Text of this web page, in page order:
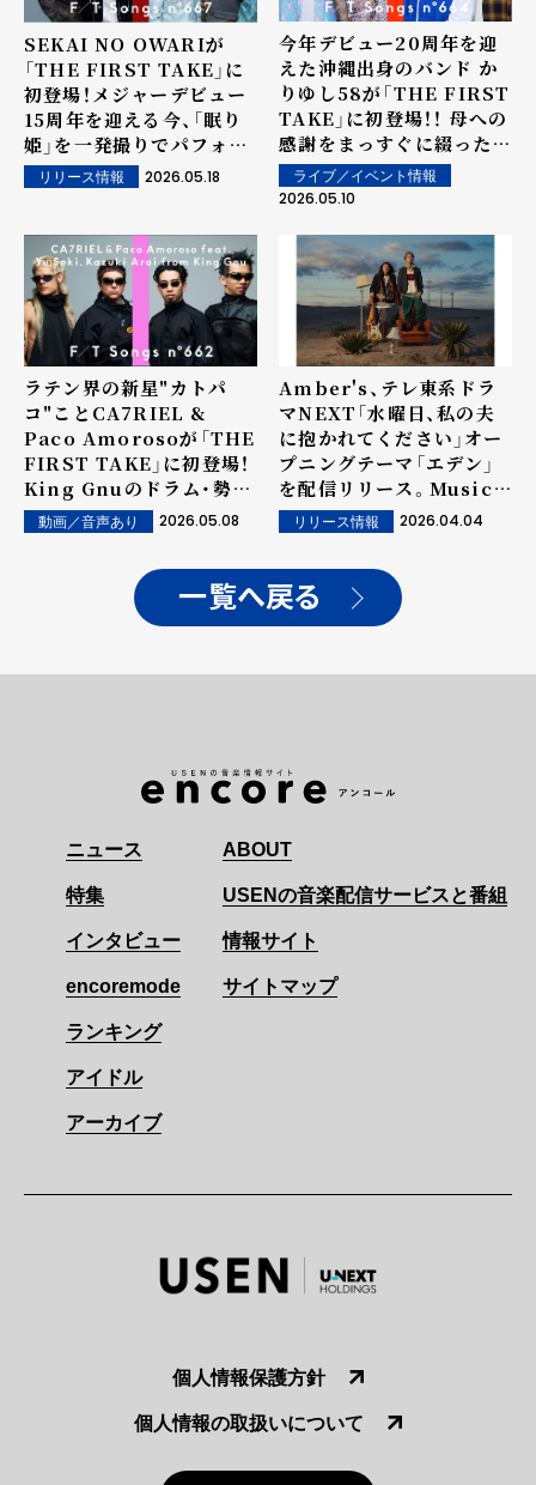
SEKAI NO OWARIが
「THE FIRST TAKE」に
初登場！メジャーデビュー
15周年を迎える今、「眠り
姫」を一発撮りでパフォー
マンス！
リリース情報 2026.05.18
今年デビュー20周年を迎
えた沖縄出身のバンド か
りゆし58が「THE FIRST
TAKE」に初登場！！ 母への
感謝をまっすぐに綴った代
表曲「アンマー」を一発撮
りで披露！
ライブ／イベント情報
2026.05.10
ラテン界の新星"カトパ
コ"ことCA7RIEL &
Paco Amorosoが「THE
FIRST TAKE」に初登場！
King Gnuのドラム・勢喜
遊とベース・新井和輝がゲ
スト参加し、ここだけのス
ペシャルな「BABY
GANGSTA」を一発撮り披
動画／音声あり 2026.05.08
Amber's、テレ東系ドラ
マNEXT「水曜日、私の夫
に抱かれてください」オー
プニングテーマ「エデン」
を配信リリース。Music
Video公開。
リリース情報 2026.04.04
一覧へ戻る
ニュース
特集
インタビュー
encoremode
ランキング
アイドル
アーカイブ
ABOUT
USENの音楽配信サービスと番組
情報サイト
サイトマップ
個人情報保護方針
個人情報の取扱いについて